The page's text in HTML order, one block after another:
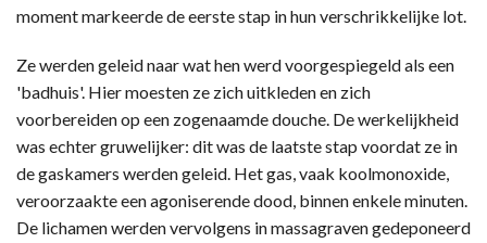
moment markeerde de eerste stap in hun verschrikkelijke lot.
Ze werden geleid naar wat hen werd voorgespiegeld als een
'badhuis'. Hier moesten ze zich uitkleden en zich
voorbereiden op een zogenaamde douche. De werkelijkheid
was echter gruwelijker: dit was de laatste stap voordat ze in
de gaskamers werden geleid. Het gas, vaak koolmonoxide,
veroorzaakte een agoniserende dood, binnen enkele minuten.
De lichamen werden vervolgens in massagraven gedeponeerd